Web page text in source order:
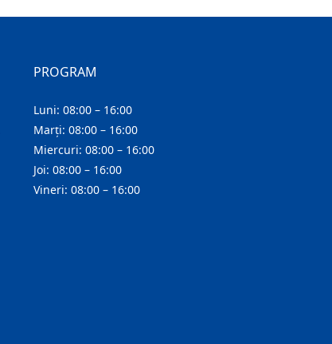
PROGRAM
Luni: 08:00 – 16:00
Marți: 08:00 – 16:00
Miercuri: 08:00 – 16:00
Joi: 08:00 – 16:00
Vineri: 08:00 – 16:00